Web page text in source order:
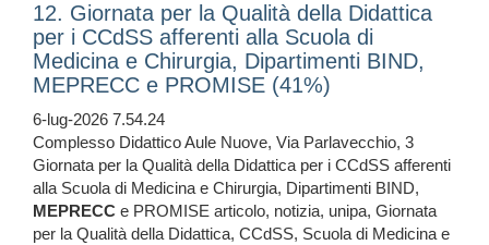
12. Giornata per la Qualità della Didattica
per i CCdSS afferenti alla Scuola di
Medicina e Chirurgia, Dipartimenti BIND,
MEPRECC e PROMISE (41%)
6-lug-2026 7.54.24
Complesso Didattico Aule Nuove, Via Parlavecchio, 3
Giornata per la Qualità della Didattica per i CCdSS afferenti
alla Scuola di Medicina e Chirurgia, Dipartimenti BIND,
MEPRECC e PROMISE articolo, notizia, unipa, Giornata
per la Qualità della Didattica, CCdSS, Scuola di Medicina e